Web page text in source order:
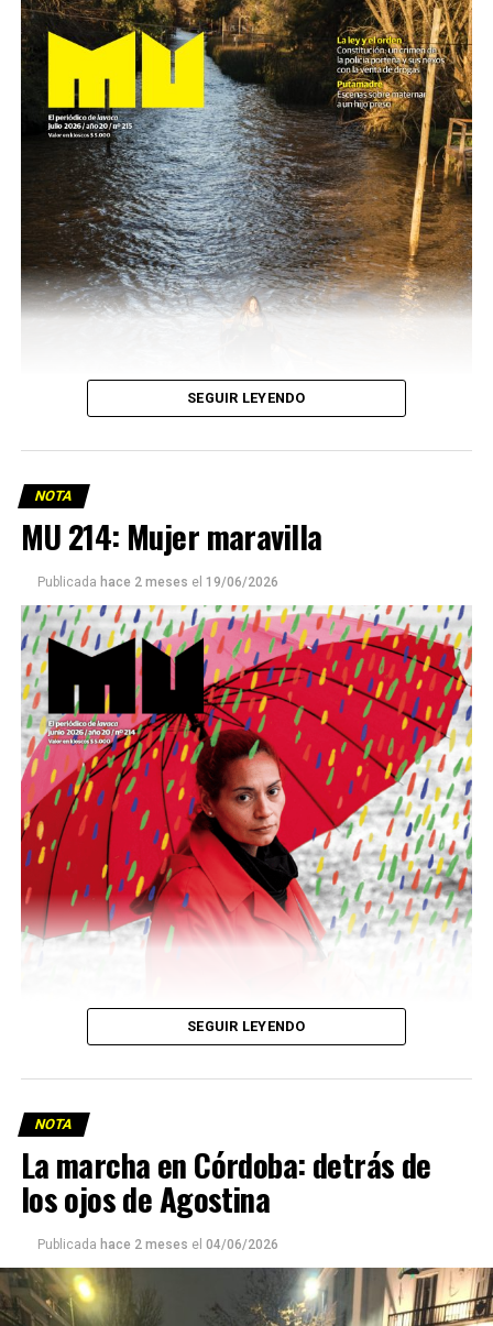
Este número 215 de MU ☝️viene con doble tapa, que
podría ser una frase:
Sin chamuyo, a remarla.
Descargar la Mu en PDF
Viaje a la vida en el Delta: Y la nave
va
Mientras el gobierno nacional privatiza la principal vía
SEGUIR LEYENDO
NOTA
MU 214: Mujer maravilla
Publicada hace 2 meses el 19/06/2026
Ella y sus dos hijos llevan glifosato en su sangre, al igual
que muchos y muchas en
Pergamino, localidad contaminada por el agronegocio
SEGUIR LEYENDO
NOTA
La marcha en Córdoba: detrás de
los ojos de Agostina
Publicada hace 2 meses el 04/06/2026